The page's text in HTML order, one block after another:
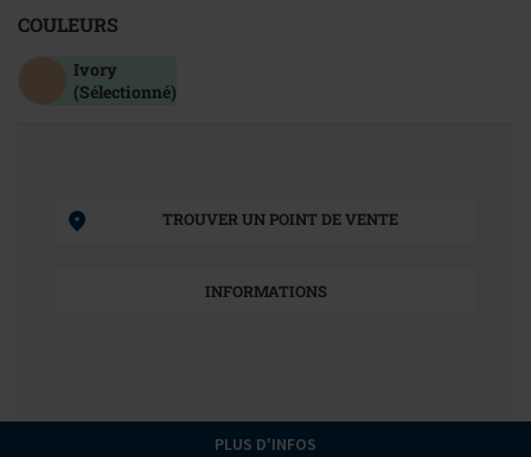
COULEURS
Ivory
(Sélectionné)
TROUVER UN POINT DE VENTE
INFORMATIONS
PLUS D'INFOS